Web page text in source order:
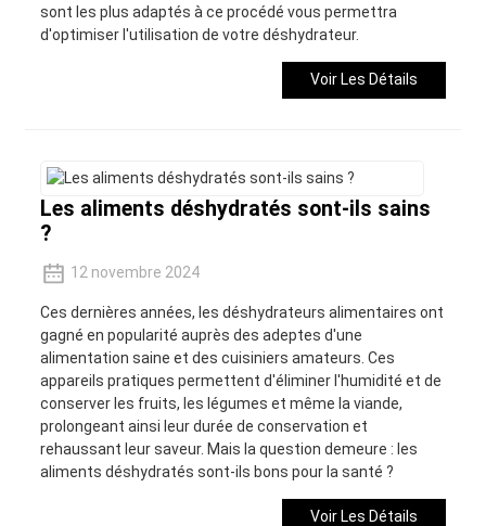
sont les plus adaptés à ce procédé vous permettra
d'optimiser l'utilisation de votre déshydrateur.
Voir Les Détails
Les aliments déshydratés sont-ils sains
?
12 novembre 2024
Ces dernières années, les déshydrateurs alimentaires ont
gagné en popularité auprès des adeptes d'une
alimentation saine et des cuisiniers amateurs. Ces
appareils pratiques permettent d'éliminer l'humidité et de
conserver les fruits, les légumes et même la viande,
prolongeant ainsi leur durée de conservation et
rehaussant leur saveur. Mais la question demeure : les
aliments déshydratés sont-ils bons pour la santé ?
Voir Les Détails